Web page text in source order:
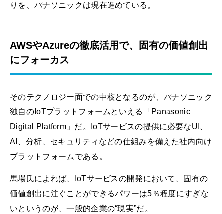
りを、パナソニックは現在進めている。
AWSやAzureの徹底活用で、固有の価値創出
にフォーカス
そのテクノロジー面での中核となるのが、パナソニック
独自のIoTプラットフォームといえる「Panasonic
Digital Platform」だ。IoTサービスの提供に必要なUI、
AI、分析、セキュリティなどの仕組みを備えた社内向け
プラットフォームである。
馬場氏によれば、IoTサービスの開発において、固有の
価値創出に注ぐことができるパワーは5％程度にすぎな
いというのが、一般的企業の“現実”だ。